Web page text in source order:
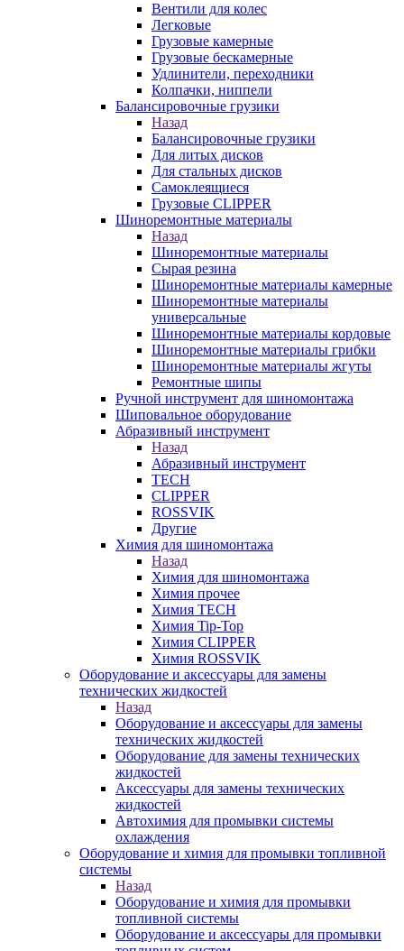
Вентили для колес
Легковые
Грузовые камерные
Грузовые бескамерные
Удлинители, переходники
Колпачки, ниппели
Балансировочные грузики
Назад
Балансировочные грузики
Для литых дисков
Для стальных дисков
Самоклеящиеся
Грузовые CLIPPER
Шиноремонтные материалы
Назад
Шиноремонтные материалы
Сырая резина
Шиноремонтные материалы камерные
Шиноремонтные материалы
универсальные
Шиноремонтные материалы кордовые
Шиноремонтные материалы грибки
Шиноремонтные материалы жгуты
Ремонтные шипы
Ручной инструмент для шиномонтажа
Шиповальное оборудование
Абразивный инструмент
Назад
Абразивный инструмент
TECH
CLIPPER
ROSSVIK
Другие
Химия для шиномонтажа
Назад
Химия для шиномонтажа
Химия прочее
Химия TECH
Химия Tip-Top
Химия CLIPPER
Химия ROSSVIK
Оборудование и аксессуары для замены
технических жидкостей
Назад
Оборудование и аксессуары для замены
технических жидкостей
Оборудование для замены технических
жидкостей
Аксессуары для замены технических
жидкостей
Автохимия для промывки системы
охлаждения
Оборудование и химия для промывки топливной
системы
Назад
Оборудование и химия для промывки
топливной системы
Оборудование и аксессуары для промывки